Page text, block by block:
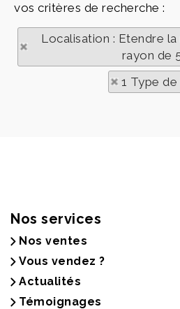
vos critères de recherche :
Localisation : Etendre
rayon de
1 Type de
Nos services
Nos ventes
Vous vendez ?
Actualités
Témoignages